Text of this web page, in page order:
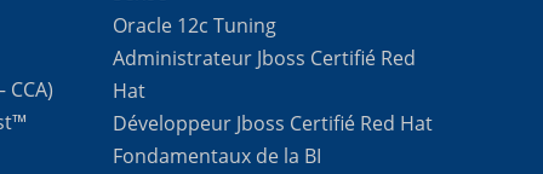
CCA)
Oracle 12c Tuning
Administrateur Jboss Certifié Red
Hat
Développeur Jboss Certifié Red Hat
Fondamentaux de la BI